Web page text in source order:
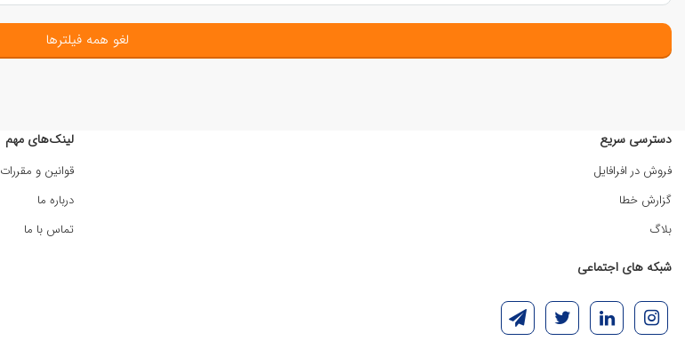
لغو همه فیلترها
دسترسی سریع
فروش در افرافایل
گزارش خطا
بلاگ
لینک‌های مهم
قوانین و مقررات
درباره ما
تماس با ما
شبکه های اجتماعی